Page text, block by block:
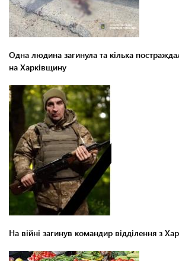
Одна людина загинула та кілька
на Харківщину
На війні загинув командир відділення з